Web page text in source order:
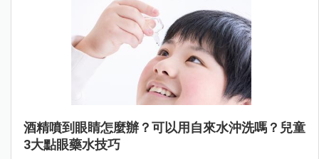
酒精噴到眼睛怎麼辦？可以用自來水沖洗嗎？兒童
3大點眼藥水技巧